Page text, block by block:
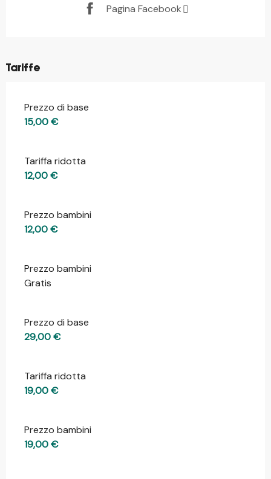
Pagina Facebook
Tariffe
Prezzo di base
15,00 €
Tariffa ridotta
12,00 €
Prezzo bambini
12,00 €
Prezzo bambini
Gratis
Prezzo di base
29,00 €
Tariffa ridotta
19,00 €
Prezzo bambini
19,00 €